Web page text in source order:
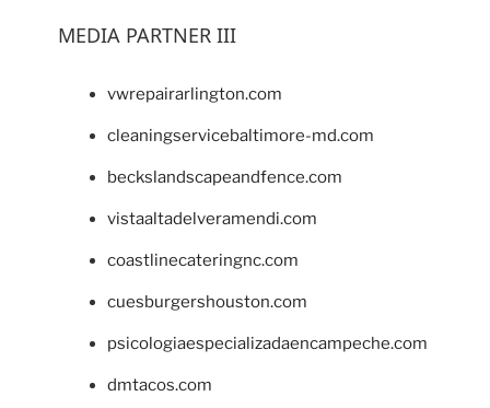
MEDIA PARTNER III
vwrepairarlington.com
cleaningservicebaltimore-md.com
beckslandscapeandfence.com
vistaaltadelveramendi.com
coastlinecateringnc.com
cuesburgershouston.com
psicologiaespecializadaencampeche.com
dmtacos.com